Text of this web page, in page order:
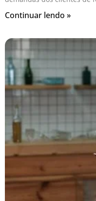
Continuar lendo »